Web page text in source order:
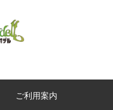
ご利用案内